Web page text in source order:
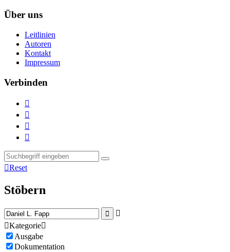
Über uns
Leitlinien
Autoren
Kontakt
Impressum
Verbinden




Reset
Stöbern


Kategorie
Ausgabe
Dokumentation